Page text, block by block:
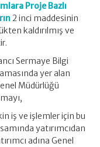
Proje Bazlı
2 inci maddesinin
kaldırılmış ve
Sermaye Bilgi
yer alan
Müdürlüğü
iş ve işlemler için bu
yatırımcıdan
adına Genel